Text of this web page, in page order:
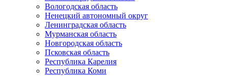
Вологодская область
Ненецкий автономный округ
Ленинградская область
Мурманская область
Новгородская область
Псковская область
Республика Карелия
Республика Коми